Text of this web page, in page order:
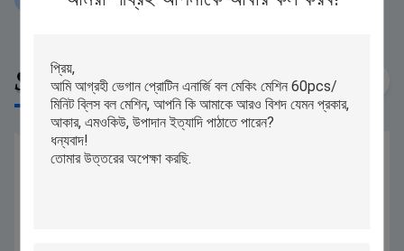
Similar Products